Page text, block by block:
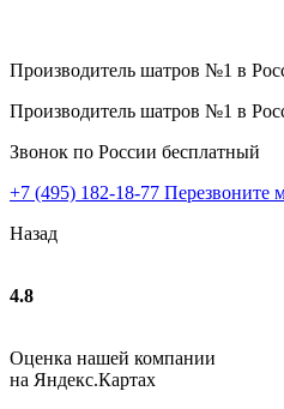
Производитель шатров №1 в
Производитель шатров №1 в
Звонок по России бесплатный
+7 (495) 182-18-77 Перезвоните
Назад
4.8
Оценка нашей компании
на Яндекс.Картах